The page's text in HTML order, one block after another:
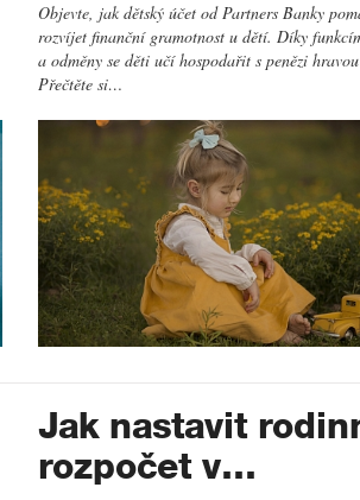
Objevte, jak dětský účet od Partners Banky
rozvíjet finanční gramotnost u dětí. Díky
a odměny se děti učí hospodařit s penězi
Přečtěte si…
Jak nastavit
rozpočet v…